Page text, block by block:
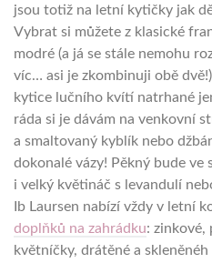
jsou totiž na letní kytičky jak
Vybrat si můžete z klasické
modré (a já se stále nemohu
víc… asi je zkombinuji obě
kytice lučního kvítí natrhané
ráda si je dávám na venkovní
a smaltovaný kyblík nebo
dokonalé vázy! Pěkný bude
i velký květináč s levandulí
Ib Laursen nabízí vždy v letní
doplňků na zahrádku: zinkové,
květníčky, drátěné a